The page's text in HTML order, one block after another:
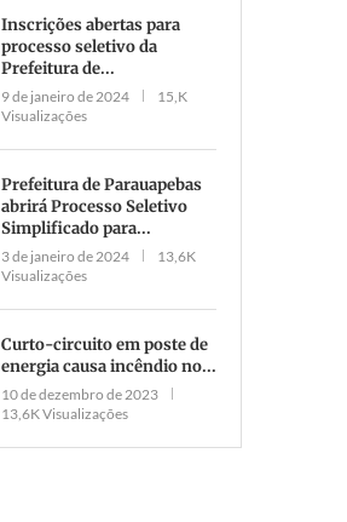
Inscrições abertas para
processo seletivo da
Prefeitura de...
9 de janeiro de 2024
15,K
Visualizações
Prefeitura de Parauapebas
abrirá Processo Seletivo
Simplificado para...
3 de janeiro de 2024
13,6K
Visualizações
Curto-circuito em poste de
energia causa incêndio no...
10 de dezembro de 2023
13,6K Visualizações